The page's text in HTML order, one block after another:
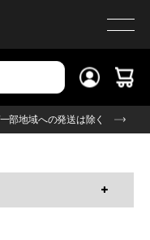
部地域への発送は除く